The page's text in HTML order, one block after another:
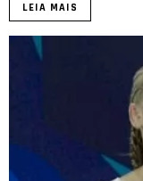
LEIA MAIS